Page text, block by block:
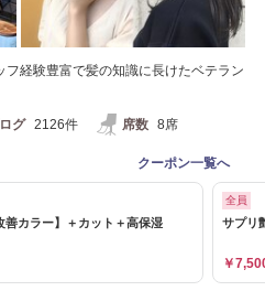
経験豊富で髪の知識に長けたベテラン
グ 2126件 席数 8席
クーポン一覧へ
カラー】＋カット＋高保湿
全員
サプリ
￥